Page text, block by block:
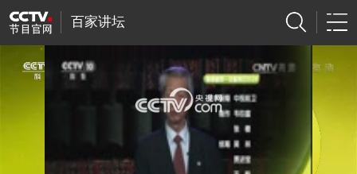
百家讲坛
网络开小差了，请稍后再试